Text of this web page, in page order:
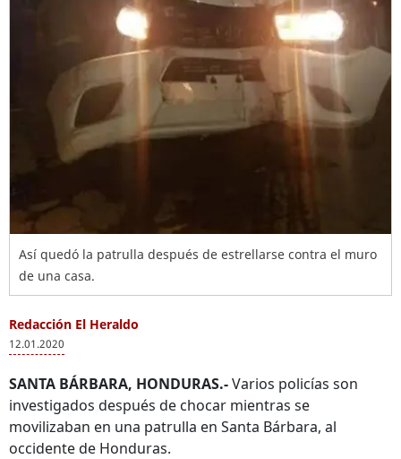
Así quedó la patrulla después de estrellarse contra el muro
de una casa.
Redacción El Heraldo
12.01.2020
SANTA BÁRBARA, HONDURAS.-Varios policías son
investigados después de chocar mientras se
movilizaban en una patrulla en Santa Bárbara, al
occidente de Honduras.